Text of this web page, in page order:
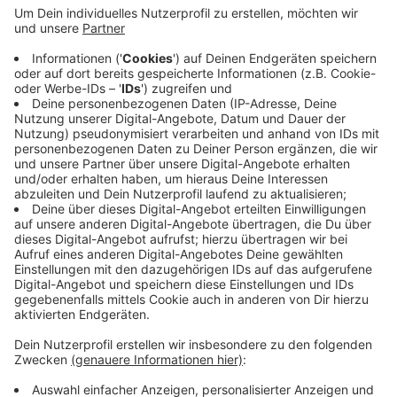
stark beschädigt. Die Dachwohnung und das Dach
selbst sind mehr oder weniger zerstört. Das werde
die Suche nach Spuren erschweren, sagt ein
Polizeisprecher. Sachverständige werden
versuchen, die Ursache für das Feuer zu ermitteln.
Wohnen kann in dem Haus vorerst niemand mehr.
Ob es überhaupt zu retten ist, steht noch nicht
fest.
Veröffentlicht:Dienstag, 05.11.2019 10:48
Anzeige
Anzeige